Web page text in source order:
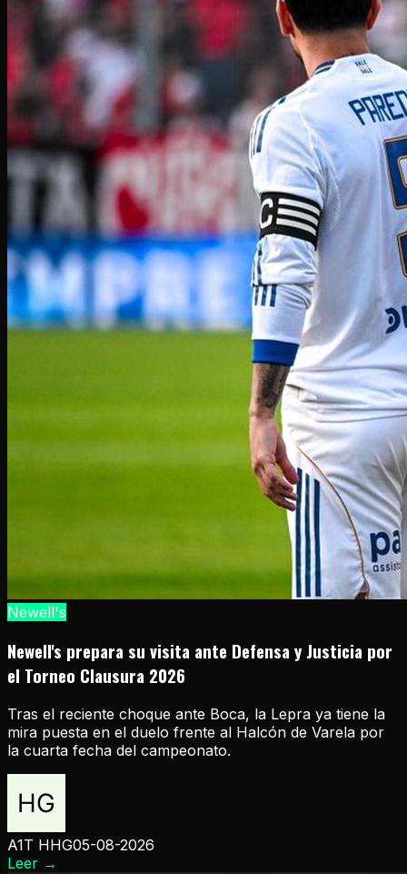
Newell's
Newell's prepara su visita ante Defensa y Justicia por
el Torneo Clausura 2026
Tras el reciente choque ante Boca, la Lepra ya tiene la
mira puesta en el duelo frente al Halcón de Varela por
la cuarta fecha del campeonato.
A1T HHG05-08-2026
Leer →